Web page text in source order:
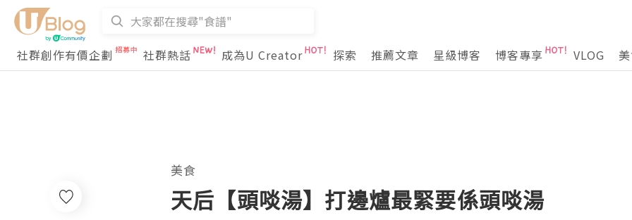
社群創作有價企劃
社群熱話 成為U Creator 探索 推薦文章 星級博客 博客專享 VLOG
美食
天后【頭啖湯】打邊爐最緊要係頭啖湯